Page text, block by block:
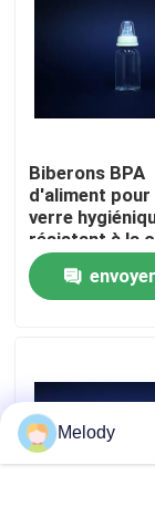
À propos de
Visite de
Contrôle de
Nous
Demandez
bouteilles en
Bouteilles
Biberons BPA
d'aliment pour
verre
résistant à la
d'OEM libres
Melody